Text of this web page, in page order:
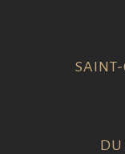
SAINT-